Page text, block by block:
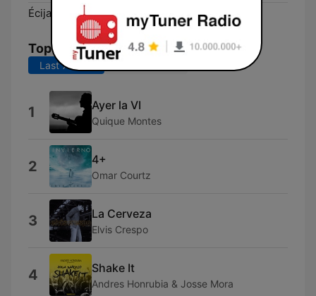
Écija:
102.2 FM
Top Songs
Last 7 days
1 Ayer la VI
Quique Montes
2 4+
Omar Courtz
3 La Cerveza
Elvis Crespo
4 Shake It
Andres Honrubia & Josse Mora